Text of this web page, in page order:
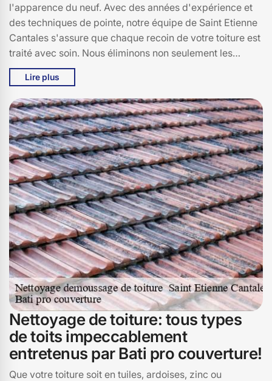
l'apparence du neuf. Avec des années d'expérience et
des techniques de pointe, notre équipe de Saint Etienne
Cantales s'assure que chaque recoin de votre toiture est
traité avec soin. Nous éliminons non seulement les
mousses et lichens qui peuvent endommager votre
toiture, mais nous utilisons également des produits de
nettoyage écologiques pour protéger l'environnement.
Faire appel à Bati pro couverture pour le démoussage et
le nettoyage de votre toiture à 15150, c'est choisir la
tranquillité d'esprit et la qualité. Nous croyons
fermement que chaque maison mérite une toiture qui
non seulement protège, mais aussi embellit l'ensemble
de votre propriété. Contactez-nous et redonnez à votre
toiture l'éclat qu'elle mérite.
Lire plus
Nettoyage de toiture: tous types
de toits impeccablement
entretenus par Bati pro couverture!
Que votre toiture soit en tuiles, ardoises, zinc ou